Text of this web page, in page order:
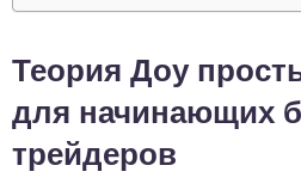
Теория Доу
для начинающих
трейдеров